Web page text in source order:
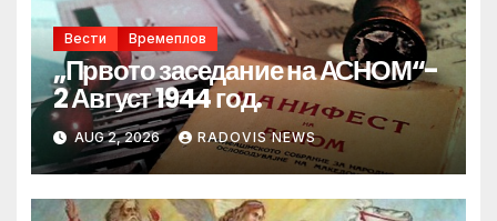
Вести Времеплов
„Првото заседание на АСНОМ“-
2 Август 1944 год.
AUG 2, 2026 RADOVIS NEWS